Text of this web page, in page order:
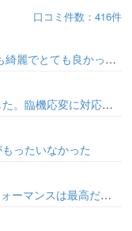
口コミ件数：416件
です。 また利用したいです！
。事前にネットで支払いが良いと思いました。
ったいなかった
が、ナビはスマフォで問題なく、馬力も問題ありません...